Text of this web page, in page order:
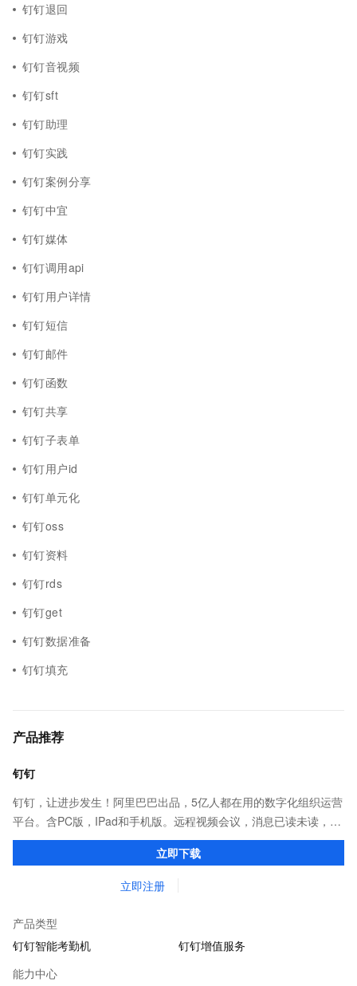
钉钉退回
钉钉游戏
钉钉音视频
钉钉sft
钉钉助理
钉钉实践
钉钉案例分享
钉钉中宜
钉钉媒体
钉钉调用api
钉钉用户详情
钉钉短信
钉钉邮件
钉钉函数
钉钉共享
钉钉子表单
钉钉用户id
钉钉单元化
钉钉oss
钉钉资料
钉钉rds
钉钉get
钉钉数据准备
钉钉填充
产品推荐
钉钉
钉钉，让进步发生！阿里巴巴出品，5亿人都在用的数字化组织运营
平台。含PC版，IPad和手机版。远程视频会议，消息已读未读，
DING消息任务管理，让沟通更高效；移动办公考勤，审批，钉闪
会，钉钉文档，钉钉教育解决方案。
立即下载
立即注册
产品类型
钉钉智能考勤机
钉钉增值服务
能力中心